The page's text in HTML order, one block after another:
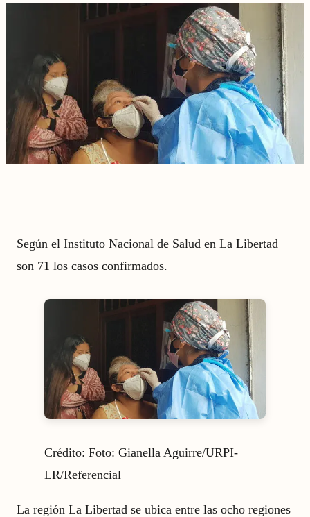
Según el Instituto Nacional de Salud en La Libertad
son 71 los casos confirmados.
Crédito: Foto: Gianella Aguirre/URPI-
LR/Referencial
La región La Libertad se ubica entre las ocho regiones